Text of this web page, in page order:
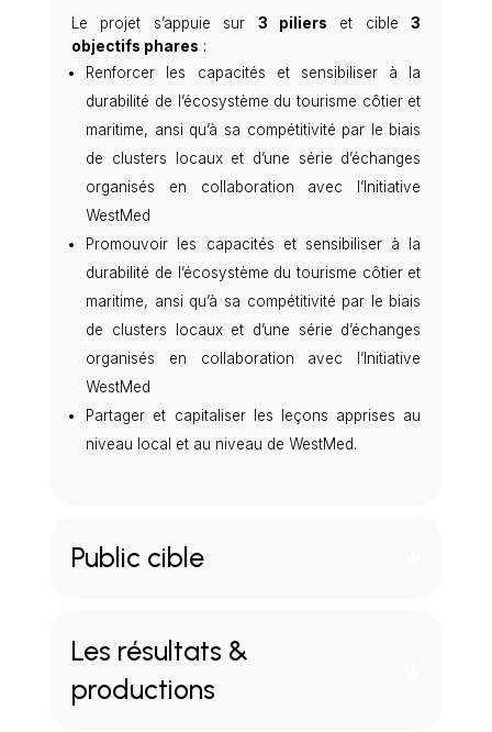
Le projet s’appuie sur 3 piliers et cible3
objectifs phares :
Renforcer les capacités et sensibiliser à la
durabilité de l’écosystème du tourisme côtier et
maritime, ansi qu’à sa compétitivité par le biais
de clusters locaux et d’une série d’échanges
organisés en collaboration avec l’Initiative
WestMed
Promouvoir les capacités et sensibiliser à la
durabilité de l’écosystème du tourisme côtier et
maritime, ansi qu’à sa compétitivité par le biais
de clusters locaux et d’une série d’échanges
organisés en collaboration avec l’Initiative
WestMed
Partager et capitaliser les leçons apprises au
niveau local et au niveau de WestMed.
Public cible
Les résultats &
productions